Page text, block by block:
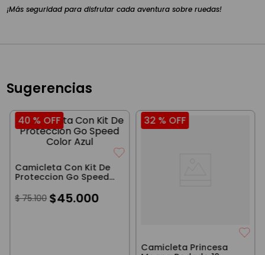
¡Más seguridad para disfrutar cada aventura sobre ruedas!
Sugerencias
40 % OFF
Camicleta Con Kit De
Proteccion Go Speed
$ 75.100 $45.000
32 % OFF
Camicleta Princesa